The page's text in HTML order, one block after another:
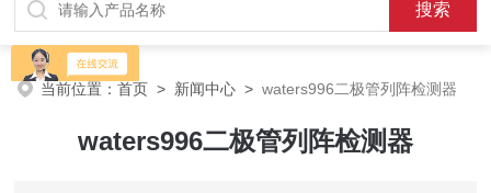
计，原子吸收分光光度计，傅立叶红外光谱仪，分析天平等常规实验
室产品。
当前位置：首页 > 新闻中心 >waters996二极管列阵检测器
waters996二极管列阵检测器